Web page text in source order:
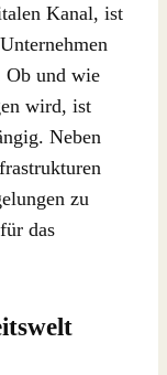
Kanal, ist
Ob und wie
wird, ist
Neben
zu
das